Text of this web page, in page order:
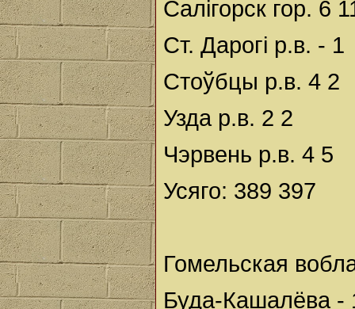
Салігорск гор. 6
Ст. Дарогі р.в. - 1
Стоўбцы р.в. 4 2
Узда р.в. 2 2
Чэрвень р.в. 4 5
Усяго: 389 397
Гомельская
Буда-Кашалёва -